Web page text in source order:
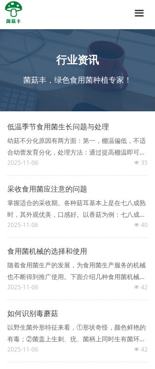
끀
行业资讯
菌菇丰，绿色食用菌种植专家！
低温季节食用菌生长问题与处理
幼菇不分化原因有两方面：第一，棚温偏低，不适
合幼蕾发育分化，处理方法：通过提高棚温即可解
决；第二，药物影响，有的菇农使用大量农药拌
料，发菌期间也喷洒农药，以防发生病害，结果使
菌袋内废气重，对菌丝发生抑制。处理方法：将料
面破坏后，喷施6%石灰水溶液，每天两遍，连续2
～3天，静养发菌，待再次现蕾时，即可正常管
理；如果使用的药物浓度较高，则需采取石灰水浸
넶 35
2025-11-06
采收食用菌应注意的问题
掌握适合的采收期。各种菇耳基本上是在七八成熟
时，其外观优美，口感好。以香菇为例：七八成熟
的标志，即菌膜已破，菌盖尚未完全开展，尚有少
许内卷，形成“铜锣边”；菌褶已全部伸长由白色转
为黄褐色或深褐色时，为香菇最适宜的采收期。适
时采收的香菇，色泽鲜艳，香味浓，菌盖厚，肉质
软韧。
넶 40
2025-11-06
食用菌机械的选择和使用
随着食用菌生产的发展，为食用菌生产服务的机械
也不断得到推广使用。下面介绍几种食用菌机械的
选择和使用方法，供参考。
넶 42
2025-11-06
如何识别毒蘑菇
以野生菌外形特征来看，①形状奇怪，颜色鲜艳的
有毒；②菌盖上生刺、疣、菌柄上同时生有菌环和
菌托的有毒；③菌柄（根）不生蛆、不生虫、鸟不
啄，鼠兽不吃的有毒；④嗅之有臭味，无菌香味，
넶 42
2025-11-06